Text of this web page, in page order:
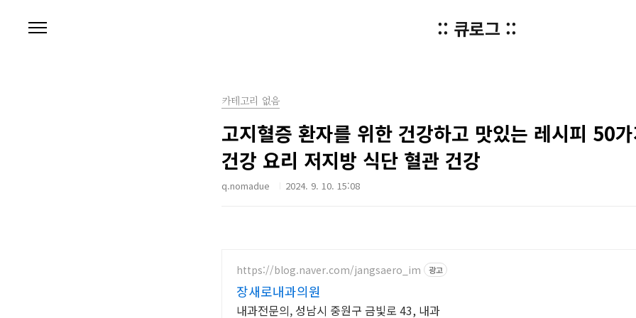
:: 큐로그 ::
카테고리 없음
고지혈증 환자를 위한 건강하고 맛있는 레시피 50
건강 요리 저지방 식단 혈관 건강
q.nomadue 2024. 9. 10. 15:08
https://blog.naver.com/jangsaero_im 광고
장새로내과의원
내과전문의, 성남시 중원구 금빛로 43, 내과